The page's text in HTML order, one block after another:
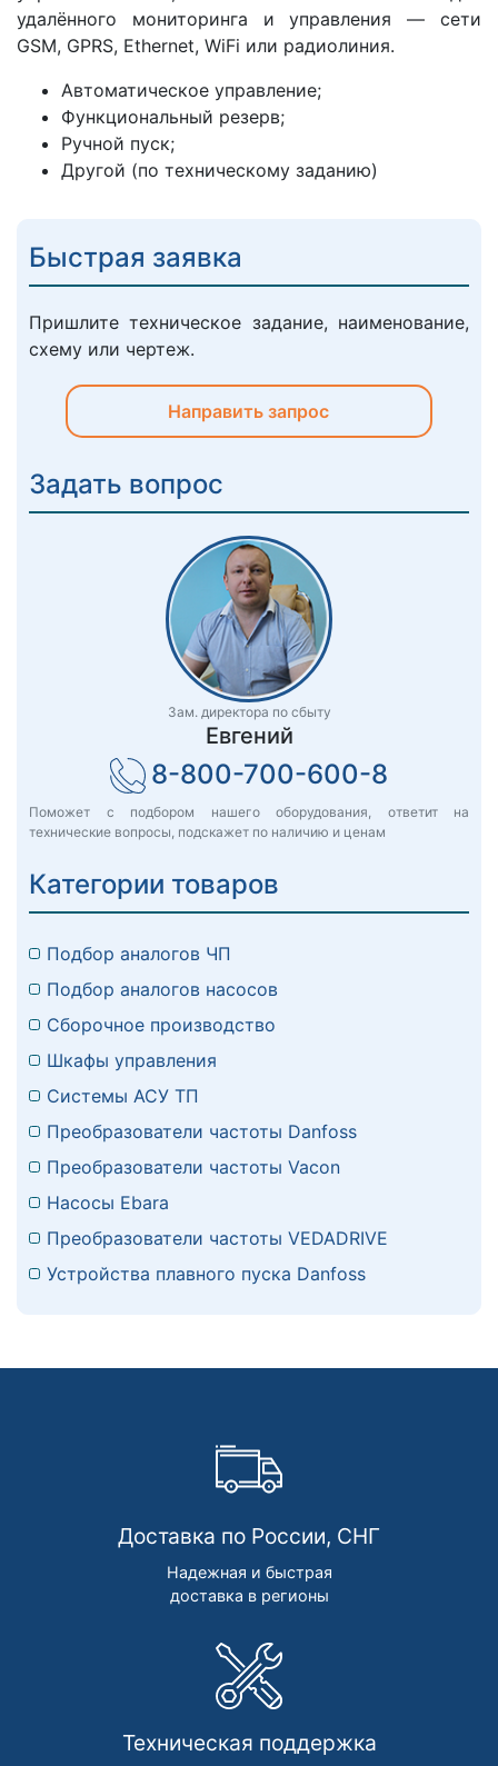
удалённого мониторинга и управления — сети
GSM, GPRS, Ethernet, WiFi или радиолиния.
Автоматическое управление;
Функциональный резерв;
Ручной пуск;
Другой (по техническому заданию)
Быстрая заявка
Пришлите техническое задание, наименование,
схему или чертеж.
Направить запрос
Задать вопрос
Зам. директора по сбыту
Евгений
8-800-700-600-8
Поможет с подбором нашего оборудования, ответит на
технические вопросы, подскажет по наличию и ценам
Категории товаров
Подбор аналогов ЧП
Подбор аналогов насосов
Сборочное производство
Шкафы управления
Системы АСУ ТП
Преобразователи частоты Danfoss
Преобразователи частоты Vacon
Насосы Ebara
Преобразователи частоты VEDADRIVE
Устройства плавного пуска Danfoss
Доставка по России, СНГ
Надежная и быстрая
доставка в регионы
Техническая поддержка